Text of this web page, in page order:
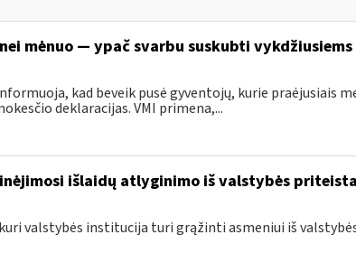
mėnuo — ypač svarbu suskubti
kad beveik pusė gyventojų, kurie praėjusiais
deklaracijas. VMI primena,...
išlaidų atlyginimo iš valstybės
kuri valstybės institucija turi grąžinti asmeniui iš